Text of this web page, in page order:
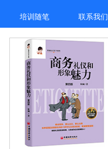
培训随笔 联系我们